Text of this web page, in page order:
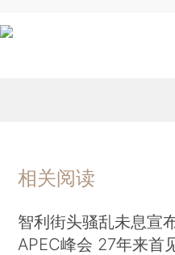
相关阅读
智利街头骚乱未息宣
APEC峰会 27年来首